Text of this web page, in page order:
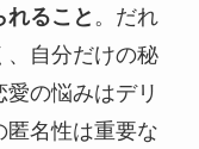
れること。だれ
、自分だけの秘
の悩みはデリ
匿名性は重要な